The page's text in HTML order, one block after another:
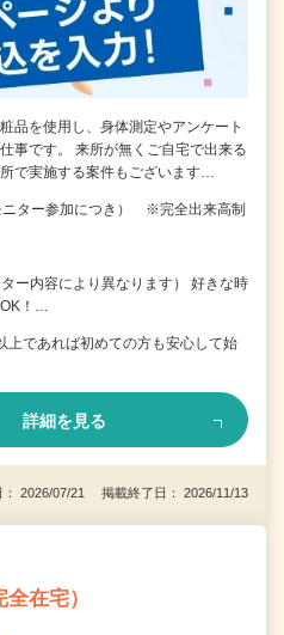
品を使用し、身体測定やアンケート
事です。 来所が無くご自宅で出来る
で実施する案件もございます…
ニター参加につき） ※完全出来高制
ー内容により異なります） 好きな時
OK！…
であれば初めての方も安心して始
詳細を見る
： 2026/07/21 掲載終了日： 2026/11/13
在宅）